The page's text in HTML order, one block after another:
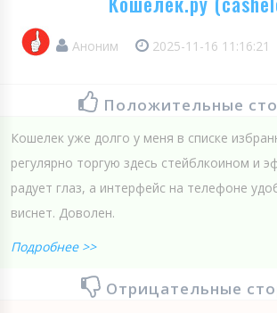
Аноним 2025-11-16 11:16:21
Положительные
Кошелек уже долго у меня в списке
регулярно торгую здесь стейблкоином и
радует глаз, а интерфейс на телефоне
виснет. Доволен.
Подробнее >>
Отрицательные